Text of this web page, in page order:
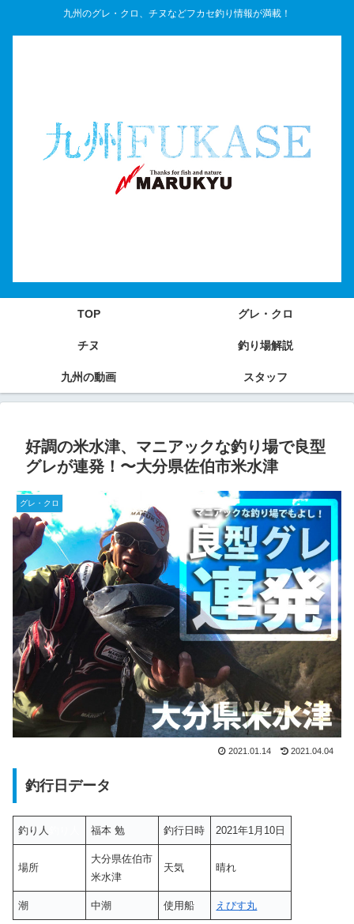
九州のグレ・クロ、チヌなどフカセ釣り情報が満載！
TOP グレ・クロ
チヌ 釣り場解説
九州の動画 スタッフ
好調の米水津、マニアックな釣り場で良型
グレが連発！〜大分県佐伯市米水津
グレ・クロ
2021.01.14 2021.04.04
釣行日データ
釣り人 福本 勉 釣行日時 2021年1月10日
場所
大分県佐伯市
米水津
天気 晴れ
潮 中潮 使用船 えびす丸